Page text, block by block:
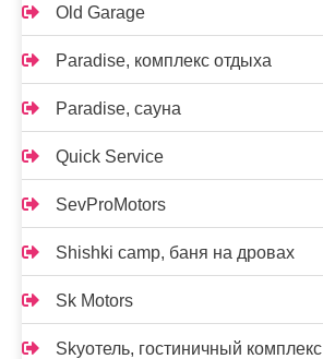
Old Garage
Paradise, комплекс отдыха
Paradise, сауна
Quick Service
SevProMotors
Shishki camp, баня на дровах
Sk Motors
Skyотель, гостиничный комплекс